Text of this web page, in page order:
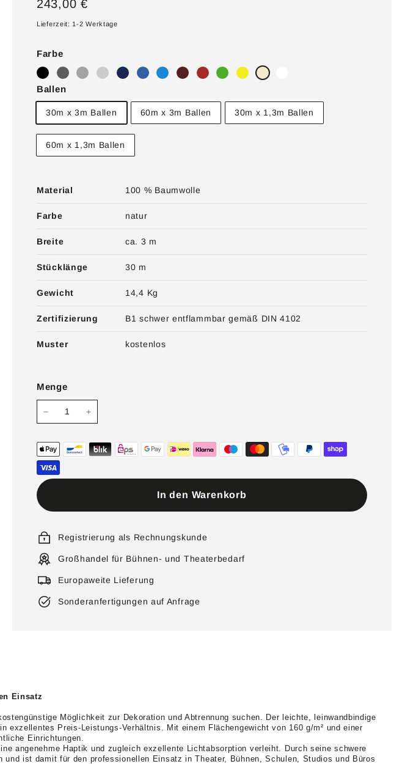
243,00 €243,00
€
Lieferzeit: 1-2 Werktage
Farbe
Ballen
30m x 3m Ballen 60m x 3m Ballen 30m x 1,3m Ballen
60m x 1,3m Ballen
Material 100 % Baumwolle
Farbe natur
Breite ca. 3 m
Stücklänge 30 m
Gewicht 14,4 Kg
Zertifizierung B1 schwer entflammbar gemäß DIN 4102
Muster kostenlos
Menge
In den Warenkorb
Registrierung als Rechnungskunde
Großhandel für Bühnen- und Theaterbedarf
Europaweite Lieferung
Sonderanfertigungen auf Anfrage
Einsatz
Möglichkeit zur Dekoration und Abtrennung suchen. Der leichte, leinwandbindige
Preis-Leistungs-Verhältnis. Mit einem Flächengewicht von 160 g/m² und einer
Einrichtungen.
angenehme Haptik und zugleich exzellente Lichtabsorption verleiht. Durch seine schwere
ist damit für den professionellen Einsatz in Theater, Bühnen, Schulen, Studios und Büros